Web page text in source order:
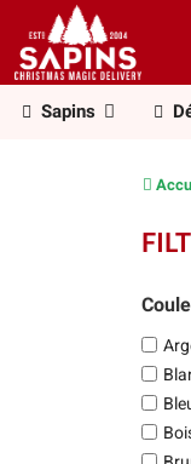
Sapins